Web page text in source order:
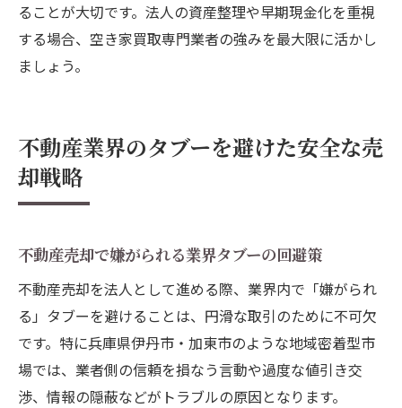
ることが大切です。法人の資産整理や早期現金化を重視
する場合、空き家買取専門業者の強みを最大限に活かし
ましょう。
不動産業界のタブーを避けた安全な売
却戦略
不動産売却で嫌がられる業界タブーの回避策
不動産売却を法人として進める際、業界内で「嫌がられ
る」タブーを避けることは、円滑な取引のために不可欠
です。特に兵庫県伊丹市・加東市のような地域密着型市
場では、業者側の信頼を損なう言動や過度な値引き交
渉、情報の隠蔽などがトラブルの原因となります。